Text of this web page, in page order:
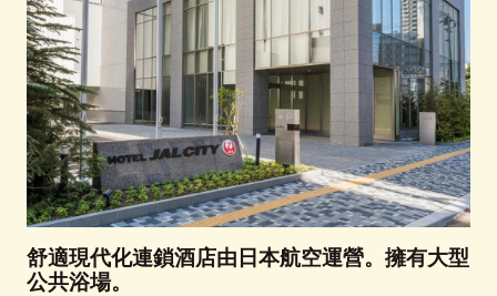
舒適現代化連鎖酒店由日本航空運營。擁有大型
公共浴場。